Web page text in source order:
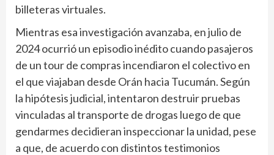
billeteras virtuales.
Mientras esa investigación avanzaba, en julio de
2024 ocurrió un episodio inédito cuando pasajeros
de un tour de compras incendiaron el colectivo en
el que viajaban desde Orán hacia Tucumán. Según
la hipótesis judicial, intentaron destruir pruebas
vinculadas al transporte de drogas luego de que
gendarmes decidieran inspeccionar la unidad, pese
a que, de acuerdo con distintos testimonios